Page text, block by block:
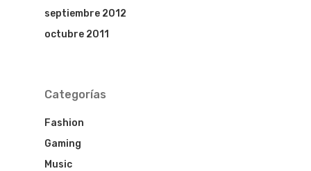
septiembre 2012
octubre 2011
Categorías
Fashion
Gaming
Music